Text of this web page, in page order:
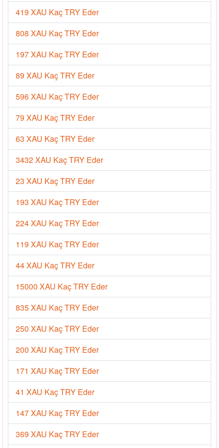
419 XAU Kaç TRY Eder
808 XAU Kaç TRY Eder
197 XAU Kaç TRY Eder
89 XAU Kaç TRY Eder
596 XAU Kaç TRY Eder
79 XAU Kaç TRY Eder
63 XAU Kaç TRY Eder
3432 XAU Kaç TRY Eder
23 XAU Kaç TRY Eder
193 XAU Kaç TRY Eder
224 XAU Kaç TRY Eder
119 XAU Kaç TRY Eder
44 XAU Kaç TRY Eder
15000 XAU Kaç TRY Eder
835 XAU Kaç TRY Eder
250 XAU Kaç TRY Eder
200 XAU Kaç TRY Eder
171 XAU Kaç TRY Eder
41 XAU Kaç TRY Eder
147 XAU Kaç TRY Eder
369 XAU Kaç TRY Eder